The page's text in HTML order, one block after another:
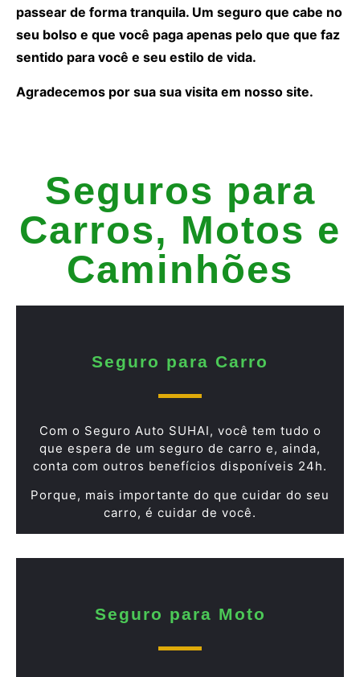
passear de forma tranquila. Um seguro que cabe no
seu bolso e que você paga apenas pelo que que faz
sentido para você e seu estilo de vida.
Agradecemos por sua sua visita em nosso site.
Seguros para
Carros, Motos e
Caminhões
Seguro para Carro
Com o Seguro Auto SUHAI, você tem tudo o
que espera de um seguro de carro e, ainda,
conta com outros benefícios disponíveis 24h.
Porque, mais importante do que cuidar do seu
carro, é cuidar de você.
Seguro para Moto